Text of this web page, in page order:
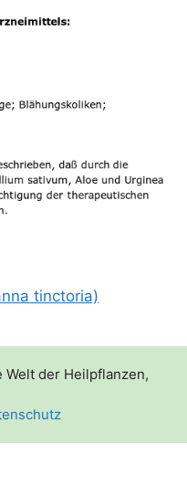
tinctoria)
der Heilpflanzen,